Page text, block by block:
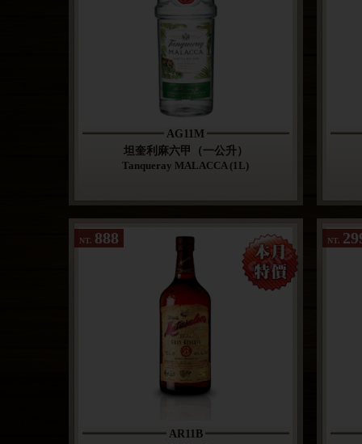
AG11M
坦奎利麻六甲（一公升）
Tanqueray MALACCA (1L)
AR11B
NT. 888 NT.